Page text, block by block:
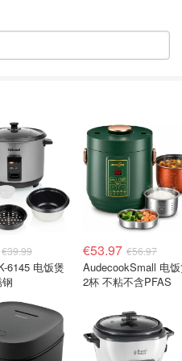
€39.99
6145 电饭煲
€53.97 €56.97
AudecookSmall 电
2杯 不粘不含PFAS